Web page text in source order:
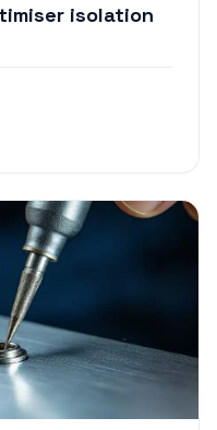
isolation